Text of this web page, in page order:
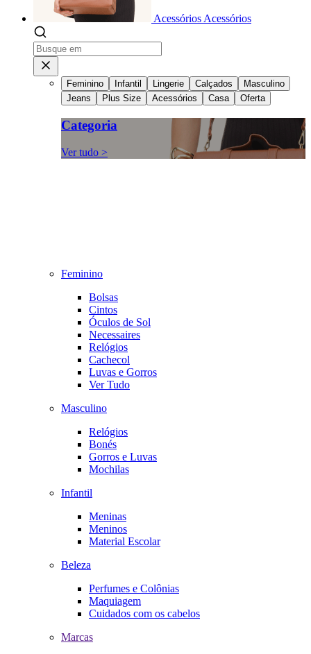
Acessórios Acessórios
Feminino Infantil Lingerie Calçados
Masculino
Jeans
Plus Size Acessórios Casa Oferta
Categoria
Ver tudo >
Feminino
Bolsas
Cintos
Óculos de Sol
Necessaires
Relógios
Cachecol
Luvas e Gorros
Ver Tudo
Masculino
Relógios
Bonés
Gorros e Luvas
Mochilas
Infantil
Meninas
Meninos
Material Escolar
Beleza
Perfumes e Colônias
Maquiagem
Cuidados com os cabelos
Marcas